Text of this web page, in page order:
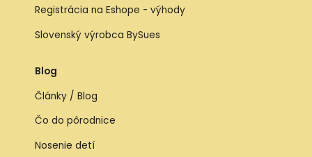
Registrácia na Eshope - výhody
Slovenský výrobca BySues
Blog
Články / Blog
Čo do pôrodnice
Nosenie detí